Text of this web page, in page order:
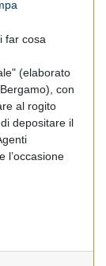
cosa
(elaborato
con
al rogito
depositare il
l’occasione